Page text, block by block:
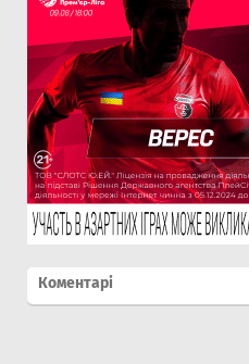
Коментарі